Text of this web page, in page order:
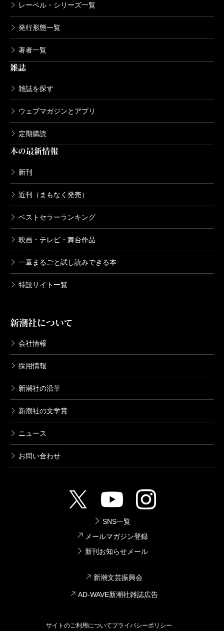
レーベル・シリーズ一覧
発行形態一覧
著者一覧
雑誌
雑誌を探す
ウェブマガジンとアプリ
定期購読
本の最新情報
新刊
近刊（まもなく発売）
ベストセラーランキング
映画・テレビ・舞台作品
一章まるごと試し読みできる本
特設サイト一覧
新潮社について
会社情報
採用情報
新潮社の沿革
新潮社の文学賞
ニュース
お問い合わせ
SNS一覧
メールマガジン登録
新刊お知らせメール
新潮文芸振興会
AD-WAVE新潮社雑誌広告
サイトのご利用についてプライバシーポリシー